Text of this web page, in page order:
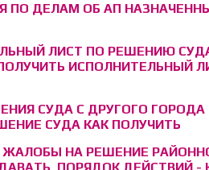
ПО ДЕЛАМ ОБ АП
ЛИСТ ПО РЕШЕНИЮ
ИСПОЛНИТЕЛЬНЫЙ
СУДА С ДРУГОГО ГОРОДА
СУДА КАК ПОЛУЧИТЬ
НА РЕШЕНИЕ